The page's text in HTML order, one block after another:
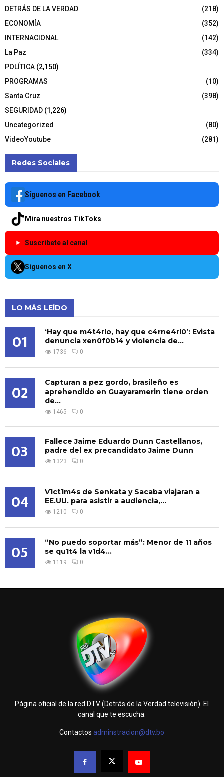
DETRÁS DE LA VERDAD
(218)
ECONOMÍA
(352)
INTERNACIONAL
(142)
La Paz
(334)
POLÍTICA (2,150)
PROGRAMAS
(10)
Santa Cruz
(398)
SEGURIDAD (1,226)
Uncategorized
(80)
VideoYoutube
(281)
Redes Sociales
Síguenos en Facebook
Mira nuestros TikToks
Suscríbete al canal
Síguenos en X
LO MÁS LEÍDO
01
‘Hay que m4t4rlo, hay que c4rne4rl0’: Evista
denuncia xen0f0b14 y violencia de...
1736 0
02
Capturan a pez gordo, brasileño es
aprehendido en Guayaramerin tiene orden
de...
1465 0
03
Fallece Jaime Eduardo Dunn Castellanos,
padre del ex precandidato Jaime Dunn
1323 0
04
V1ct1m4s de Senkata y Sacaba viajaran a
EE.UU. para asistir a audiencia,...
1210 0
05
“No puedo soportar más”: Menor de 11 años
se qu1t4 la v1d4...
1119 0
Página oficial de la red DTV (Detrás de la Verdad televisión). El
canal que te escucha.
Contactos adminstracion@dtv.bo